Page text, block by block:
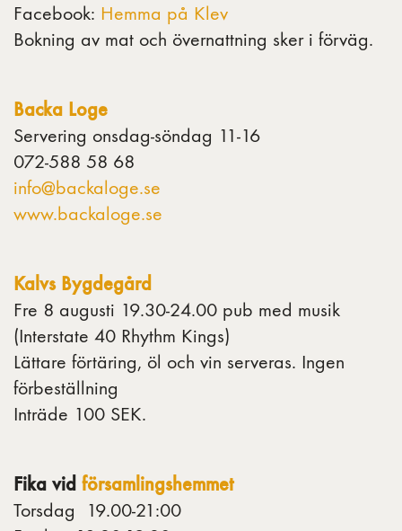
Facebook: Hemma på Klev
Bokning av mat och övernattning sker i förväg.
Backa Loge
Servering onsdag-söndag 11-16
072-588 58 68
info@backaloge.se
www.backaloge.se
Kalvs Bygdegård
Fre 8 augusti 19.30-24.00 pub med musik
(Interstate 40 Rhythm Kings)
Lättare förtäring, öl och vin serveras. Ingen
förbeställning
Inträde 100 SEK.
Fika vid församlingshemmet
Torsdag 19.00-21:00